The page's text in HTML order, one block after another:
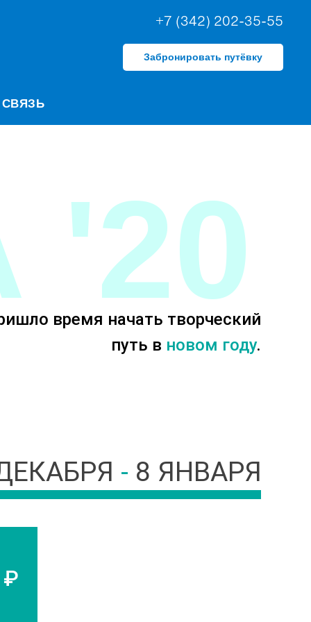
+7 (342) 202-35-55
Забронировать путёвку
- 8 ЯНВАРЯ
₽
время начать творческий
путь в новом году.